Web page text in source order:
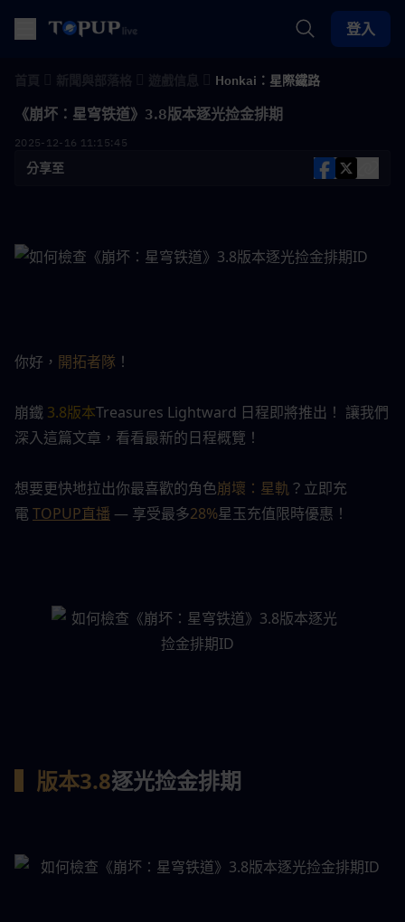
登入
Honkai：星際鐵路
《崩坏：星穹铁道》3.8版本逐光捡金排期
2025-12-16 11:15:45
分享至
你好， 開拓者隊 ！
崩鐵 3.8版本Treasures Lightward 日程即將推出！ 讓我們
深入這篇文章，看看最新的日程概覽！
想要更快地拉出你最喜歡的角色崩壞：星軌？立即充
電 TOPUP直播 — 享受最多28%星玉充值限時優惠！
▍版本3.8逐光捡金排期